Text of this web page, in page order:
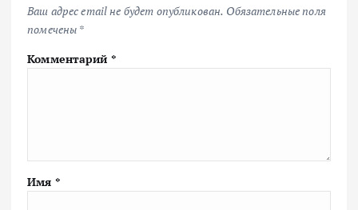
Ваш адрес email не будет опубликован. Обязательные поля
помечены *
Комментарий *
Имя *